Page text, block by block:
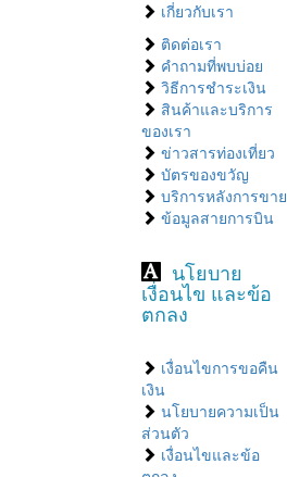
เกี่ยวกับเรา
ติดต่อเรา
คำถามที่พบบ่อย
วิธีการชำระเงิน
สินค้าและบริการ
ของเรา
ข่าวสารท่องเที่ยว
บัตรของขวัญ
บริการหลังการขาย
ข้อมูลสายการบิน
นโยบาย
เงื่อนไข และข้อ
ตกลง
เงื่อนไขการขอคืน
เงิน
นโยบายความเป็น
ส่วนตัว
เงื่อนไขและข้อ